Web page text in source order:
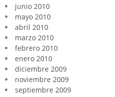
junio 2010
mayo 2010
abril 2010
marzo 2010
febrero 2010
enero 2010
diciembre 2009
noviembre 2009
septiembre 2009